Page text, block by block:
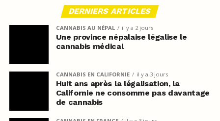
DERNIERS ARTICLES
CANNABIS AU NÉPAL il y a 2 jours
Une province népalaise légalise le
cannabis médical
CANNABIS EN CALIFORNIE il y a 3 jours
Huit ans après la légalisation, la
Californie ne consomme pas davantage
de cannabis